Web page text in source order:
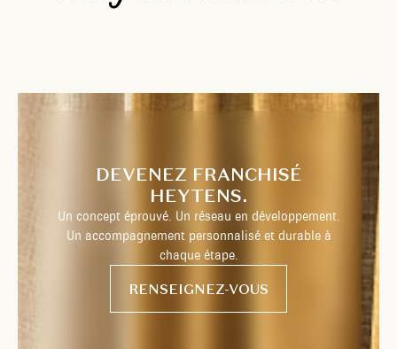
DEVENEZ FRANCHISÉ
HEYTENS.
Un concept éprouvé. Un réseau en développement.
Un accompagnement personnalisé et durable à
chaque étape.
RENSEIGNEZ-VOUS